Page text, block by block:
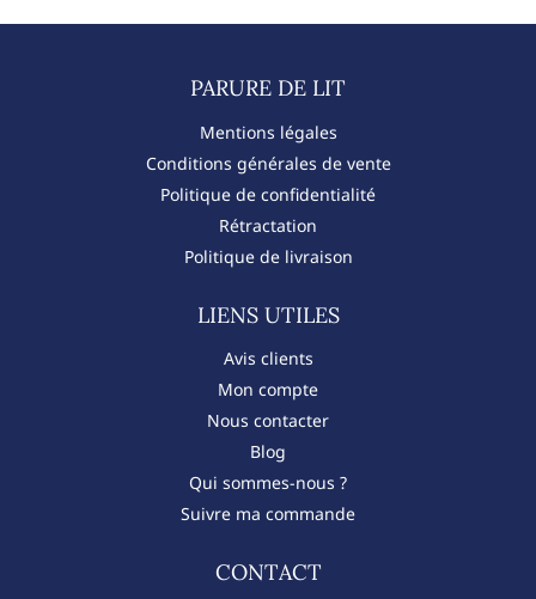
PARURE DE LIT​
Mentions légales
Conditions générales de vente
Politique de confidentialité
Rétractation
Politique de livraison
LIENS UTILES
Avis clients
Mon compte
Nous contacter
Blog
Qui sommes-nous ?
Suivre ma commande
CONTACT​